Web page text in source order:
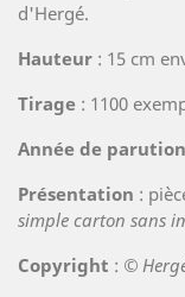
d'Hergé.
Hauteur : 15 cm
Tirage : 1100
Année de parution
Présentation :
simple carton sans
Copyright : ©